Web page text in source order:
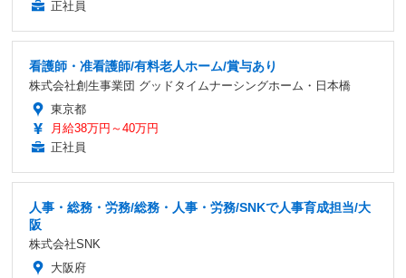
正社員
看護師・准看護師/有料老人ホーム/賞与あり
株式会社創生事業団 グッドタイムナーシングホーム・日本橋
東京都
月給38万円～40万円
正社員
人事・総務・労務/総務・人事・労務/SNKで人事育成担当/大
阪
株式会社SNK
大阪府